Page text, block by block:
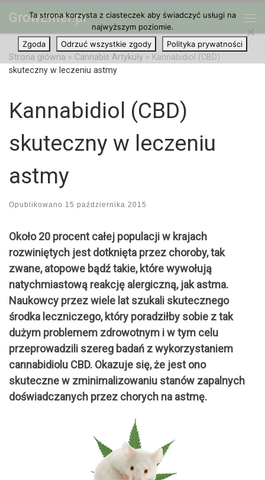
Przejdź do treści
GrowEnter.pl
Strona główna » Cannabis Artykuły » Kannabidiol (CBD)
skuteczny w leczeniu astmy
Kannabidiol (CBD)
skuteczny w leczeniu
astmy
Opublikowano 15 października 2015
Około 20 procent całej populacji w krajach
rozwiniętych jest dotknięta przez choroby, tak
zwane, atopowe bądź takie, które wywołują
natychmiastową reakcję alergiczną, jak astma.
Naukowcy przez wiele lat szukali skutecznego
środka leczniczego, który poradziłby sobie z tak
dużym problemem zdrowotnym i w tym celu
przeprowadzili szereg badań z wykorzystaniem
cannabidiolu CBD. Okazuje się, że jest ono
skuteczne w zminimalizowaniu stanów zapalnych
doświadczanych przez chorych na astmę.
Ta strona korzysta z ciasteczek aby świadczyć usługi na
najwyższym poziomie.
Zgoda
Odrzuć wszystkie zgody Polityka prywatności